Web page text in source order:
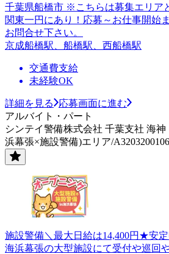
千葉県船橋市 ※こちらは募集エリア
関東一円にあり！応募～お仕事開始
お問合せ下さい。
京成船橋駅、船橋駅、西船橋駅
交通費支給
未経験OK
詳細を見る
応募画面に進む
アルバイト・パート
シンテイ警備株式会社 千葉支社 海
浜幕張×施設警備)エリア/A3203200106
施設警備＼最大日給は14,400円★安
海浜幕張の大型施設にて受付や巡回